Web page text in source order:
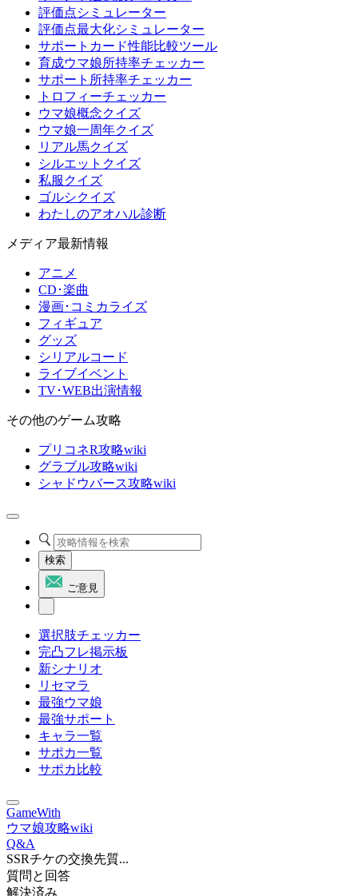
評価点シミュレーター
評価点最大化シミュレーター
サポートカード性能比較ツール
育成ウマ娘所持率チェッカー
サポート所持率チェッカー
トロフィーチェッカー
ウマ娘概念クイズ
ウマ娘一周年クイズ
リアル馬クイズ
シルエットクイズ
私服クイズ
ゴルシクイズ
わたしのアオハル診断
メディア最新情報
アニメ
CD･楽曲
漫画･コミカライズ
フィギュア
グッズ
シリアルコード
ライブイベント
TV･WEB出演情報
その他のゲーム攻略
プリコネR攻略wiki
グラブル攻略wiki
シャドウバース攻略wiki
検索
ご意見
選択肢チェッカー
完凸フレ掲示板
新シナリオ
リセマラ
最強ウマ娘
最強サポート
キャラ一覧
サポカ一覧
サポカ比較
GameWith
ウマ娘攻略wiki
Q&A
SSRチケの交換先質...
質問と回答
解決済み